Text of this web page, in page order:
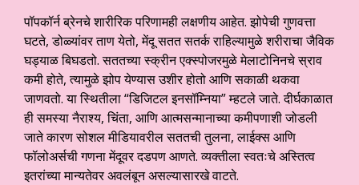
पॉपकॉर्न ब्रेनचे शारीरिक परिणामही लक्षणीय आहेत. झोपेची गुणवत्ता
घटते, डोळ्यांवर ताण येतो, मेंदू सतत सतर्क राहिल्यामुळे शरीराचा जैविक
घड्याळ बिघडतो. सततच्या स्क्रीन एक्स्पोजरमुळे मेलाटोनिनचे स्राव
कमी होते, त्यामुळे झोप येण्यास उशीर होतो आणि सकाळी थकवा
जाणवतो. या स्थितीला “डिजिटल इनसॉम्निया” म्हटले जाते. दीर्घकाळात
ही समस्या नैराश्य, चिंता, आणि आत्मसन्मानाच्या कमीपणाशी जोडली
जाते कारण सोशल मीडियावरील सततची तुलना, लाईक्स आणि
फॉलोअर्सची गणना मेंदूवर दडपण आणते. व्यक्तीला स्वतःचे अस्तित्व
इतरांच्या मान्यतेवर अवलंबून असल्यासारखे वाटते.